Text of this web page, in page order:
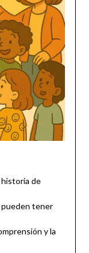
de
tener
y la